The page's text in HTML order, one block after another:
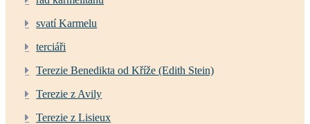
svatí Karmelu
terciáři
Terezie Benedikta od Kříže (Edith Stein)
Terezie z Avily
Terezie z Lisieux